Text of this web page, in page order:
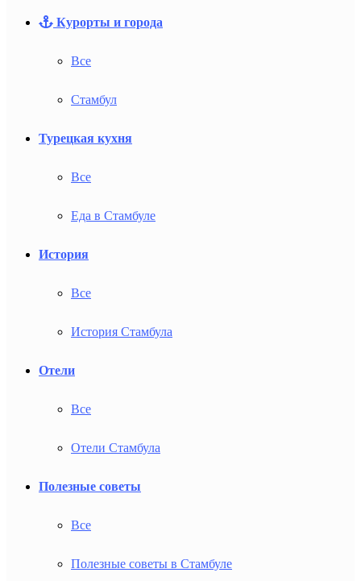
Курорты и города
Все
Стамбул
Турецкая кухня
Все
Еда в Стамбуле
История
Все
История Стамбула
Отели
Все
Отели Стамбула
Полезные советы
Все
Полезные советы в Стамбуле